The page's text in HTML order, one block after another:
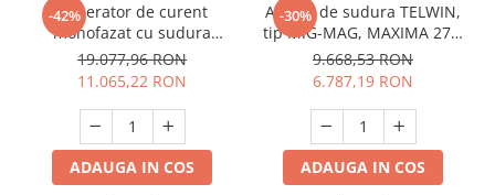
-42%
Generator de curent
monofazat cu sudura
HYUNDAI HYKW220DC-M
19.077,96 RON
11.065,22 RON
ADAUGA IN COS
-30%
Aparat de sudura TELWIN,
tip MIG-MAG, MAXIMA 270,
230V, 250A
9.668,53 RON
6.787,19 RON
ADAUGA IN COS